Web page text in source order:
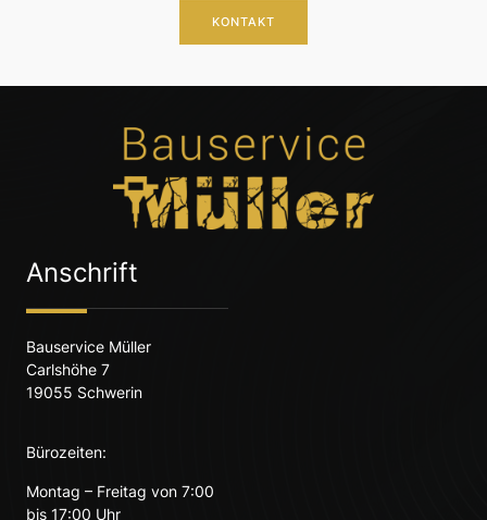
KONTAKT
Anschrift
Bauservice Müller
Carlshöhe 7
19055 Schwerin
Bürozeiten:
Montag – Freitag von 7:00
bis 17:00 Uhr